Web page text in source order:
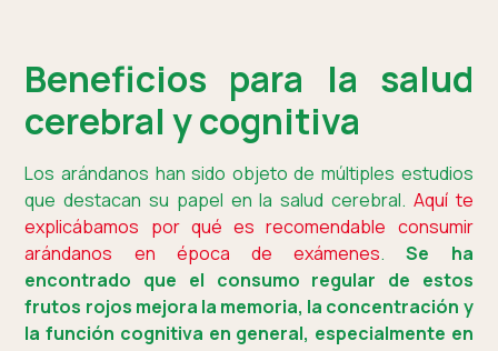
Beneficios para la salud
cerebral y cognitiva
Los arándanos han sido objeto de múltiples estudios
que destacan su papel en la salud cerebral. Aquí te
explicábamos por qué es recomendable consumir
arándanos en época de exámenes.Se ha
encontrado que el consumo regular de estos
frutos rojos mejora la memoria, la concentración y
la función cognitiva en general, especialmente en